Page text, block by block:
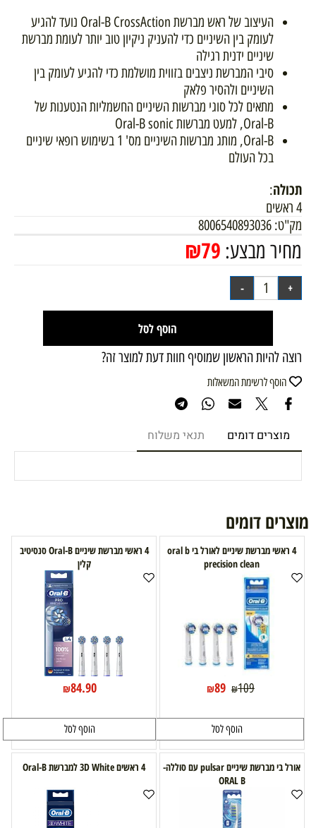
העיצוב של ראש מברשת Oral-B CrossAction נועד להגיע
לעומק בין השיניים כדי להעניק ניקיון טוב יותר לעומת מברשת
שיניים ידנית רגילה
סיבי המברשת ניצבים בזווית מושלמת כדי להגיע לעומק בין
השיניים ולהסיר פלאק
מתאים לכל סוגי מברשות השיניים החשמליות הנטענות של
Oral-B, למעט מברשות Oral-B sonic
Oral-B, מותג מברשות השיניים מס' 1 בשימוש רופאי שיניים
בכל העולם
תכולה:
4 ראשים
מק"ט: 8006540893036
מחיר מבצע: ₪79
הוסף לסל
רוצה להיות הראשון שמוסיף חוות דעת למוצר זה?
הוסף לרשימת המשאלות
מוצרים דומים תנאי משלוח
מוצרים דומים
4 ראשי מברשת שיניים לאורל בי oral b
precision clean
₪109
₪89
הוסף לסל
4 ראשי מברשת שיניים Oral-B סנסיטיב
קלין
₪84.90
הוסף לסל
אורל בי מברשת שיניים pulsar עם סוללה-
ORAL B
4 ראשים 3D White למברשת Oral-B